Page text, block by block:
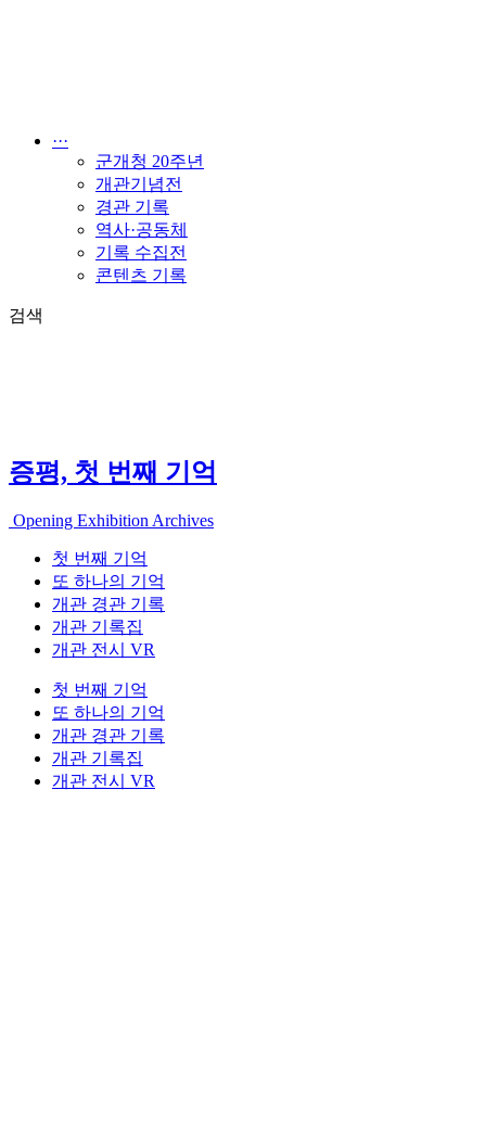
···
군개청 20주년
개관기념전
경관 기록
역사·공동체
기록 수집전
콘텐츠 기록
검색
증평, 첫 번째 기억
Opening Exhibition Archives
첫 번째 기억
또 하나의 기억
개관 경관 기록
개관 기록집
개관 전시 VR
첫 번째 기억
또 하나의 기억
개관 경관 기록
개관 기록집
개관 전시 VR